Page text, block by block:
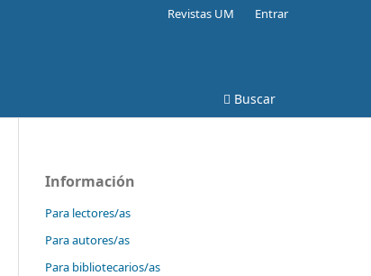
Buscar
Revistas UM Entrar
Información
Para lectores/as
Para autores/as
Para bibliotecarios/as